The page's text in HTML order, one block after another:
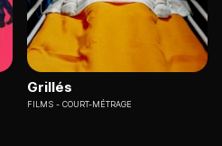
Grillés
FILMS COURT-MÉTRAGE